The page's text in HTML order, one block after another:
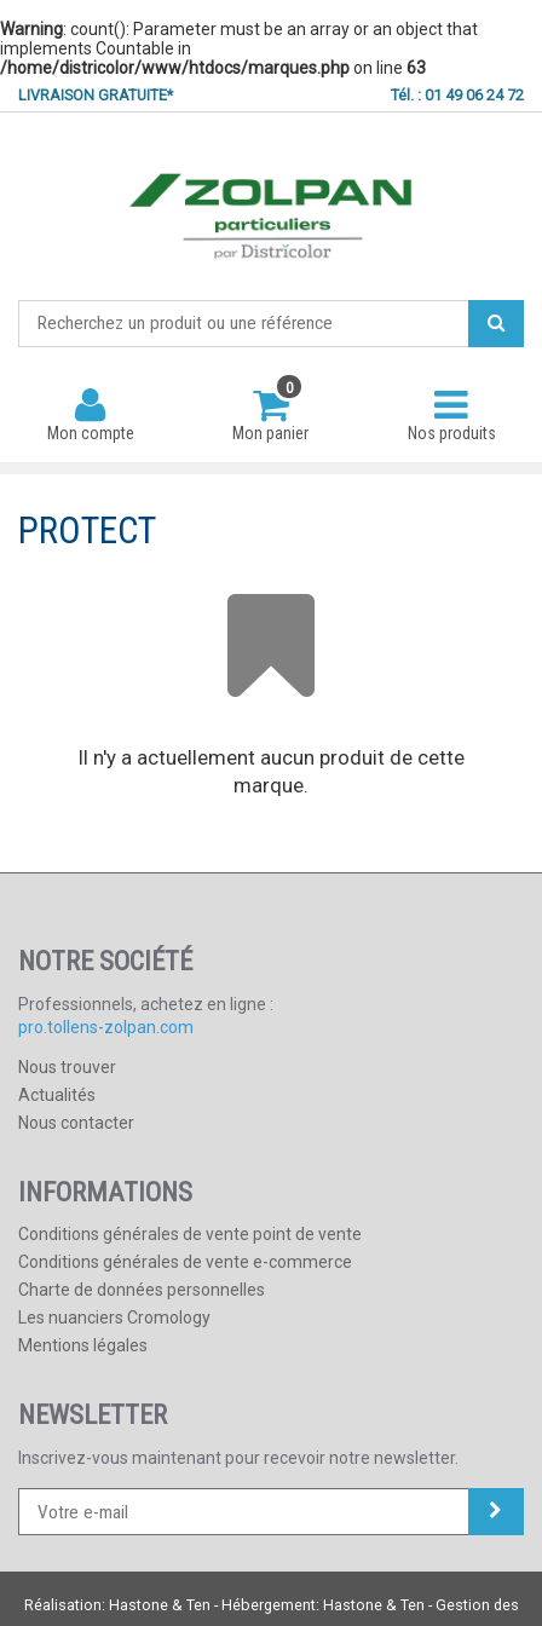
Warning: count(): Parameter must be an array or an object that
implements Countable in
/home/districolor/www/htdocs/marques.phpon line 63
LIVRAISON GRATUITE* Tél. : 01 49 06 24 72
Mon compte
0
Mon panier Nos produits
PROTECT
Il n'y a actuellement aucun produit de cette
marque.
NOTRE SOCIÉTÉ
Professionnels, achetez en ligne :
pro.tollens-zolpan.com
Nous trouver
Actualités
Nous contacter
INFORMATIONS
Conditions générales de vente point de vente
Conditions générales de vente e-commerce
Charte de données personnelles
Les nuanciers Cromology
Mentions légales
NEWSLETTER
Inscrivez-vous maintenant pour recevoir notre newsletter.
Réalisation: Hastone & Ten - Hébergement: Hastone & Ten -Gestion des